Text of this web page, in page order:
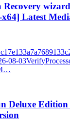
Recovery
Latest
08-
4…
Deluxe Edition